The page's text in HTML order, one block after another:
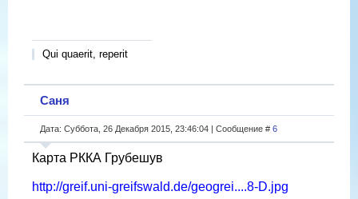
Qui quaerit, reperit
Саня
Дата: Суббота, 26 Декабря 2015, 23:46:04 | Сообщение # 6
Карта РККА Грубешув
http://greif.uni-greifswald.de/geogrei....8-D.jpg